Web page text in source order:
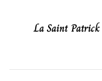
La Saint